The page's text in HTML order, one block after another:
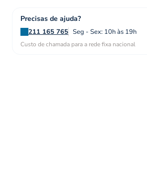
Precisas de ajuda?
211 165 765 Seg - Sex: 10h às 19h
Custo de chamada para a rede fixa nacional